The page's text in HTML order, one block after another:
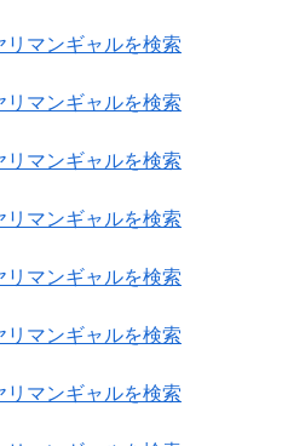
マンギャルを検索
マンギャルを検索
マンギャルを検索
マンギャルを検索
マンギャルを検索
マンギャルを検索
マンギャルを検索